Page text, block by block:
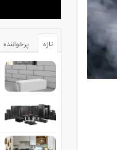
تازه پرخواننده